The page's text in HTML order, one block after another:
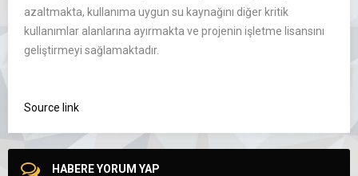
azaltmakta, kullanıma uygun su kaynağını diğer kritik
kullanımlar alanlarına ayırmakta ve projenin işletme lisansını
geliştirmeyi sağlamaktadır.
Source link
HABERE YORUM YAP